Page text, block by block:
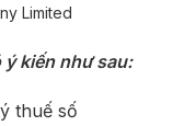
Limited
ý kiến như sau:
thuế số